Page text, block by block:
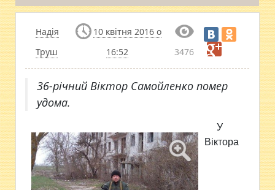
Надія
Труш
10 квітня 2016 о
16:52
3476
36-річний Віктор Самойленко помер
удома.
У
Віктора